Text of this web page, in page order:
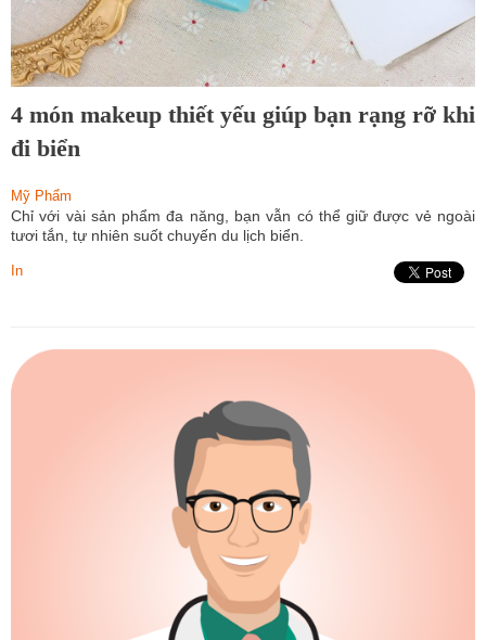
4 món makeup thiết yếu giúp bạn rạng rỡ khi
đi biển
Mỹ Phẩm
Chỉ với vài sản phẩm đa năng, bạn vẫn có thể giữ được vẻ ngoài
tươi tắn, tự nhiên suốt chuyến du lịch biển.
In